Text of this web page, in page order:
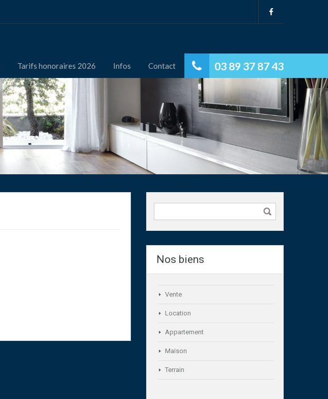
03 89 37 87 43
Tarifs honoraires 2026 Infos Contact
Nos biens
Vente
Location
Appartement
Maison
Terrain